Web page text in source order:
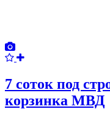
7 соток под
корзинка МВД